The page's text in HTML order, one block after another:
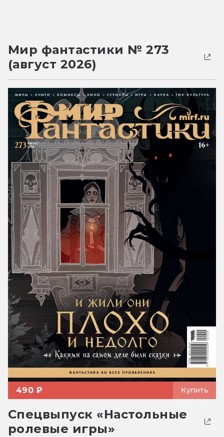
Мир фантастики № 273
(август 2026)
490 ₽ Купить
Спецвыпуск «Настольные
ролевые игры»